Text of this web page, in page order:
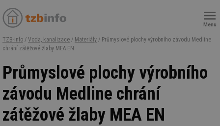
Menu
TZB-info / Voda, kanalizace / Materiály / Průmyslové plochy výrobního závodu Medline
chrání zátěžové žlaby MEA EN
Průmyslové plochy výrobního
závodu Medline chrání
zátěžové žlaby MEA EN